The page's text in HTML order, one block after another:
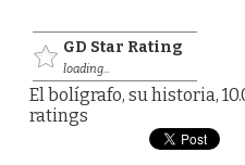
GD Star Rating
loading...
El bolígrafo, su historia,
ratings